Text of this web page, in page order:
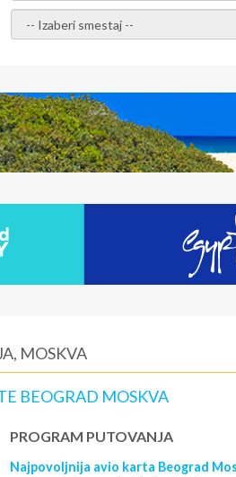
- Izaberite smestaj -
MOSKVA
BEOGRAD MOSKVA
PROGRAM PUTOVANJA
Najpovoljnija avio karta Beograd